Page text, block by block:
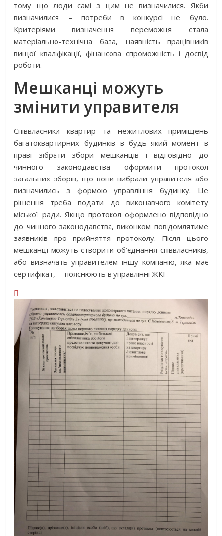
тому що люди самі з цим не визначилися. Якби
визначилися – потреби в конкурсі не було.
Критеріями визначення переможця стала
матеріально-технічна база, наявність працівників
вищої кваліфікації, фінансова спроможність і досвід
роботи.
Мешканці можуть
змінити управителя
Співвласники квартир та нежитлових приміщень
багатоквартирних будинків в будь–який момент в
праві зібрати збори мешканців і відповідно до
чинного законодавства оформити протокол
загальних зборів, що вони вибрали управителя або
визначились з формою управління будинку. Це
рішення треба подати до виконавчого комітету
міської ради. Якщо протокол оформлено відповідно
до чинного законодавства, виконком повідомлятиме
заявників про прийняття протоколу. Після цього
мешканці можуть створити об’єднання співвласників,
або визначать управителем іншу компанію, яка має
сертифікат, – пояснюють в управлінні ЖКГ.
